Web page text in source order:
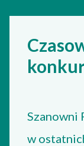
Szanowni
w